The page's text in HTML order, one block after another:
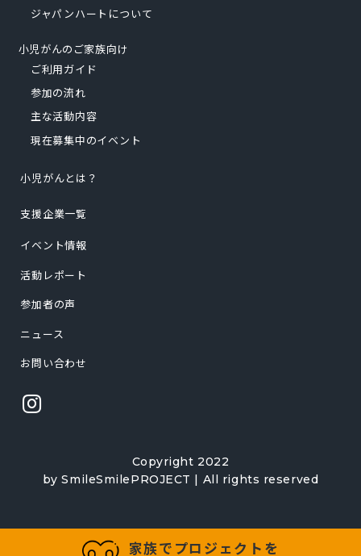
家族でプロジェクトを
ジャパンハートについて
小児がんのご家族向け
ご利用ガイド
参加の流れ
主な活動内容
現在募集中のイベント
小児がんとは？
支援企業一覧
イベント情報
活動レポート
参加者の声
ニュース
お問い合わせ
Copyright 2022
by SmileSmilePROJECT | All rights reserved